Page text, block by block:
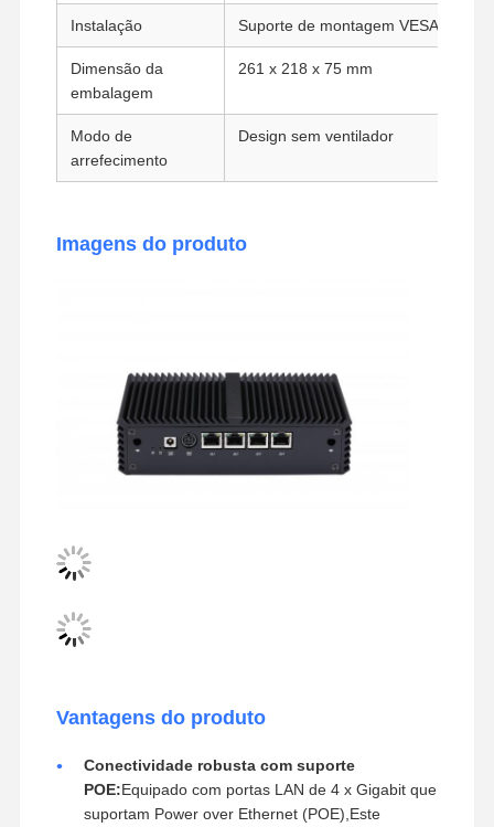
Instalação Suporte de montagem VESA
Dimensão da
embalagem
261 x 218 x 75 mm
Modo de
arrefecimento
Design sem ventilador
Imagens do produto